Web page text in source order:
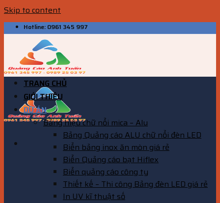
Skip to content
Hotline: 0961 345 997
TRANG CHỦ
GIỚI THIỆU
DỰ ÁN
Bảng hiệu chữ nổi mica – Alu
Bảng Quảng cáo ALU chữ nổi đèn LED
Biển bảng inox ăn mòn giá rẻ
Biển Quảng cáo bạt Hiflex
Biển quảng cáo công ty
Thiết kế – Thi công Bảng đèn LED giá rẻ
In UV kĩ thuật số